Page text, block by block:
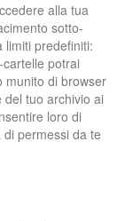
alla tua
sotto-
limiti predefiniti:
potrai
munito di browser
del tuo archivio ai
loro di
permessi da te